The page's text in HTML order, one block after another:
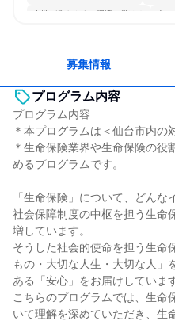
女性が働きやすい環境で働ける 人
募集情報
プログラム内容
プログラム内容
＊本プログラムは＜仙台市内の
＊生命保険業界や生命保険の役
めるプログラムです。
「生命保険」について、どんな
社会保障制度の中枢を担う生命
増しています。
そうした社会的使命を担う生命
もの・大切な人生・大切な人」
ある「安心」をお届けしていま
こちらのプログラムでは、生命
いて理解を深めていただき、生